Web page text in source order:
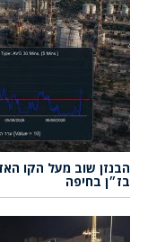
בז״ן בחיפה